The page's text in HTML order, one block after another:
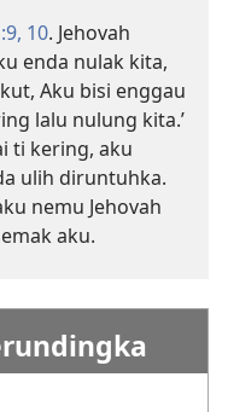
10. Jehovah
enda nulak kita,
Aku bisi enggau
lalu nulung kita.’
ti kering, aku
ulih diruntuhka.
nemu Jehovah
aku.